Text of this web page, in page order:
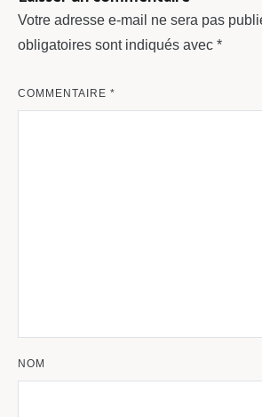
Votre adresse e-mail ne sera pas
obligatoires sont indiqués avec *
COMMENTAIRE *
NOM